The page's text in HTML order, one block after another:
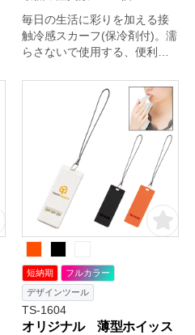
毎日の生活に彩りを加える接
触冷感スカーフ(保冷剤付)。濡
らさないで使用する、便利な
短納期
フルカラー
デザインツール
TS-1604
オリジナル 薄型ホイッス